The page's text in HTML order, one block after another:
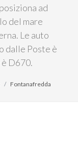
ad
del mare
Le auto
dalle Poste è
D670.
Fontanafredda